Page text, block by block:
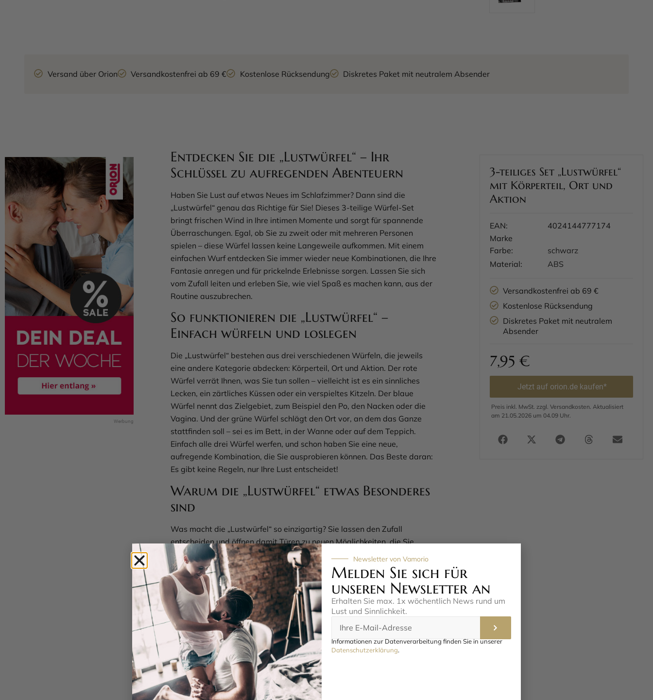
Versand über Orion Versandkostenfrei ab 69 € Kostenlose Rücksendung Diskretes Paket mit neutralem Absender
Entdecken Sie die „Lustwürfel“ – Ihr
Schlüssel zu aufregenden Abenteuern
Haben Sie Lust auf etwas Neues im Schlafzimmer? Dann sind die
„Lustwürfel“ genau das Richtige für Sie! Dieses 3-teilige Würfel-Set
bringt frischen Wind in Ihre intimen Momente und sorgt für spannende
Überraschungen. Egal, ob Sie zu zweit oder mit mehreren Personen
spielen – diese Würfel lassen keine Langeweile aufkommen. Mit einem
einfachen Wurf entdecken Sie immer wieder neue Kombinationen, die Ihre
Fantasie anregen und für prickelnde Erlebnisse sorgen. Lassen Sie sich
vom Zufall leiten und erleben Sie, wie viel Spaß es machen kann, aus der
Routine auszubrechen.
So funktionieren die „Lustwürfel“ –
Einfach würfeln und loslegen
Die „Lustwürfel“ bestehen aus drei verschiedenen Würfeln, die jeweils
eine andere Kategorie abdecken: Körperteil, Ort und Aktion. Der rote
Würfel verrät Ihnen, was Sie tun sollen – vielleicht ist es ein sinnliches
Lecken, ein zärtliches Küssen oder ein verspieltes Kitzeln. Der blaue
Würfel nennt das Zielgebiet, zum Beispiel den Po, den Nacken oder die
Vagina. Und der grüne Würfel schlägt den Ort vor, an dem das Ganze
stattfinden soll – sei es im Bett, in der Wanne oder auf dem Teppich.
Einfach alle drei Würfel werfen, und schon haben Sie eine neue,
aufregende Kombination, die Sie ausprobieren können. Das Beste daran:
Es gibt keine Regeln, nur Ihre Lust entscheidet!
Warum die „Lustwürfel“ etwas Besonderes
sind
Was macht die „Lustwürfel“ so einzigartig? Sie lassen den Zufall
entscheiden und öffnen damit Türen zu neuen Möglichkeiten, die Sie
vielleicht noch nie in Betracht gezogen haben. Ob Sie schon lange in einer
Beziehung sind oder einfach mal etwas anderes ausprobieren möchten –
diese Würfel bringen frische Ideen ins Spiel. Sie sind perfekt, um
Hemmungen abzubauen und gemeinsam mit Ihrem Partner oder Ihrer
Partnerin – oder vielleicht sogar in einer größeren Runde – zu
experimentieren. Jeder Wurf ist eine Überraschung, die Ihre Neugier
weckt und für Lachen, Nähe und natürlich jede Menge Spaß sorgt. Die
„Lustwürfel“ sind mehr als nur ein Spiel – sie sind ein Werkzeug, um Ihre
intimsten Momente aufzupeppen.
Praktisch und unkompliziert – Alles, was
Sie über die „Lustwürfel“ wissen müssen
3-teiliges Set „Lustwürfel“
mit Körperteil, Ort und
Aktion
EAN:
4024144777174
Marke
Farbe:
schwarz
Material:
ABS
Versandkostenfrei ab 69 €
Kostenlose Rücksendung
Diskretes Paket mit neutralem
Absender
7,95 €
Jetzt auf orion.de kaufen*
Preis inkl. MwSt. zzgl. Versandkosten. Aktualisiert
am 21.05.2026 um 04.09 Uhr.
Newsletter von Vamorio
Melden Sie sich für
unseren Newsletter an
Erhalten Sie max. 1x wöchentlich News rund um
Lust und Sinnlichkeit.
Informationen zur Datenverarbeitung finden Sie in unserer
Datenschutzerklärung.